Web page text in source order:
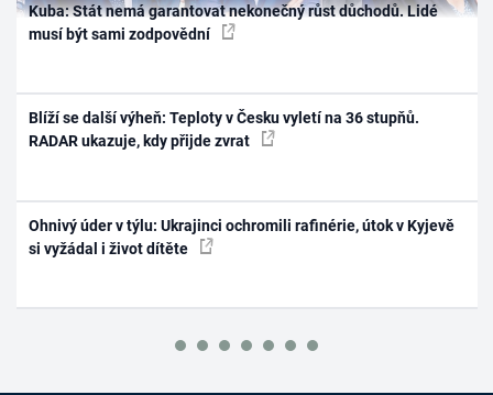
Kuba: Stát nemá garantovat nekonečný růst důchodů. Lidé
musí být sami zodpovědní
Blíží se další výheň: Teploty v Česku vyletí na 36 stupňů.
RADAR ukazuje, kdy přijde zvrat
Ohnivý úder v týlu: Ukrajinci ochromili rafinérie, útok v Kyjevě
si vyžádal i život dítěte